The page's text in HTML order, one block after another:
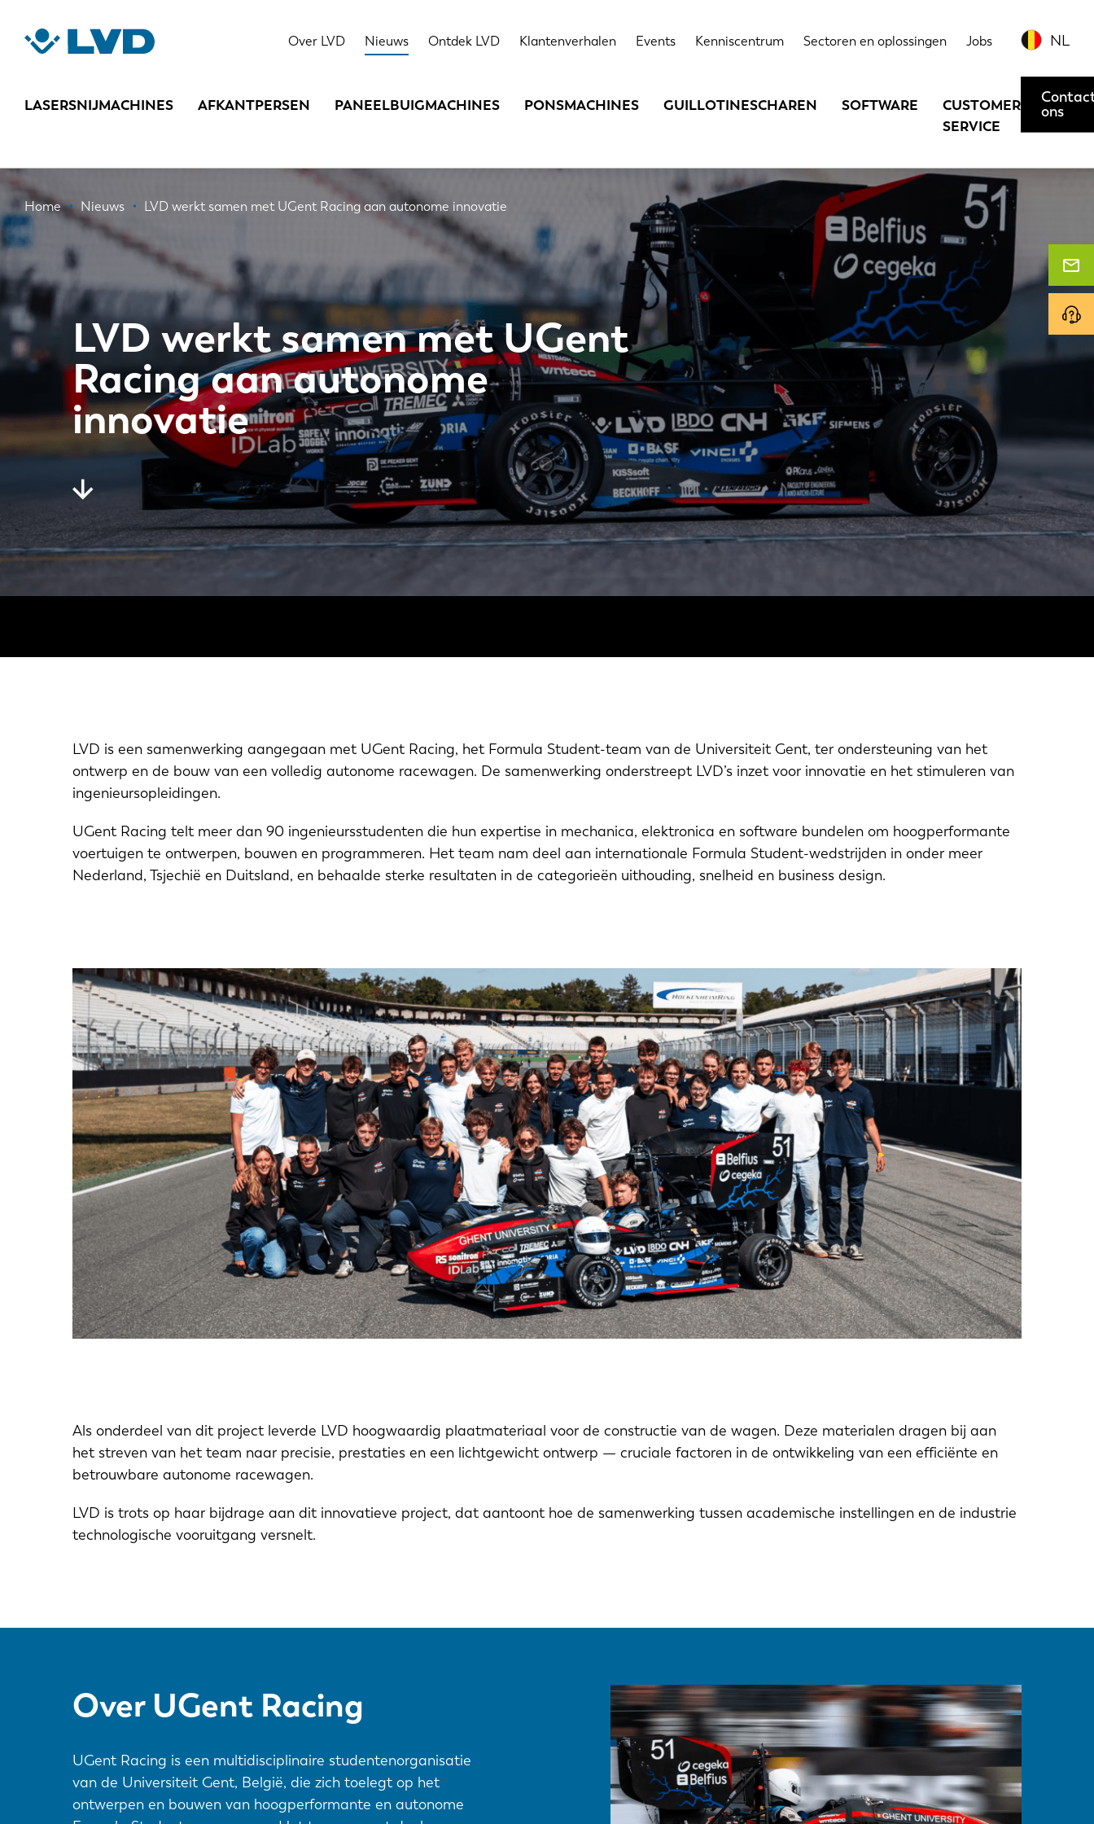
inhoud
Over LVD Nieuws Ontdek LVD Klantenverhalen Events Kenniscentrum Sectoren en oplossingen Jobs NL
LASERSNIJMACHINES AFKANTPERSEN PANEELBUIGMACHINES PONSMACHINES GUILLOTINESCHAREN SOFTWARE
CUSTOMER
SERVICE
ons
Kruimelpad
Home Nieuws LVD werkt samen met UGent Racing aan autonome innovatie
LVD werkt samen met UGent
Racing aan autonome
innovatie
LVD is een samenwerking aangegaan met UGent Racing, het Formula Student-team van de Universiteit Gent, ter ondersteuning van het
ontwerp en de bouw van een volledig autonome racewagen. De samenwerking onderstreept LVD’s inzet voor innovatie en het stimuleren van
ingenieursopleidingen.
UGent Racing telt meer dan 90 ingenieursstudenten die hun expertise in mechanica, elektronica en software bundelen om hoogperformante
voertuigen te ontwerpen, bouwen en programmeren. Het team nam deel aan internationale Formula Student-wedstrijden in onder meer
Nederland, Tsjechië en Duitsland, en behaalde sterke resultaten in de categorieën uithouding, snelheid en business design.
Als onderdeel van dit project leverde LVD hoogwaardig plaatmateriaal voor de constructie van de wagen. Deze materialen dragen bij aan
het streven van het team naar precisie, prestaties en een lichtgewicht ontwerp — cruciale factoren in de ontwikkeling van een efficiënte en
betrouwbare autonome racewagen.
LVD is trots op haar bijdrage aan dit innovatieve project, dat aantoont hoe de samenwerking tussen academische instellingen en de industrie
technologische vooruitgang versnelt.
Over UGent Racing
UGent Racing is een multidisciplinaire studentenorganisatie
van de Universiteit Gent, België, die zich toelegt op het
ontwerpen en bouwen van hoogperformante en autonome
EN NL EN-US